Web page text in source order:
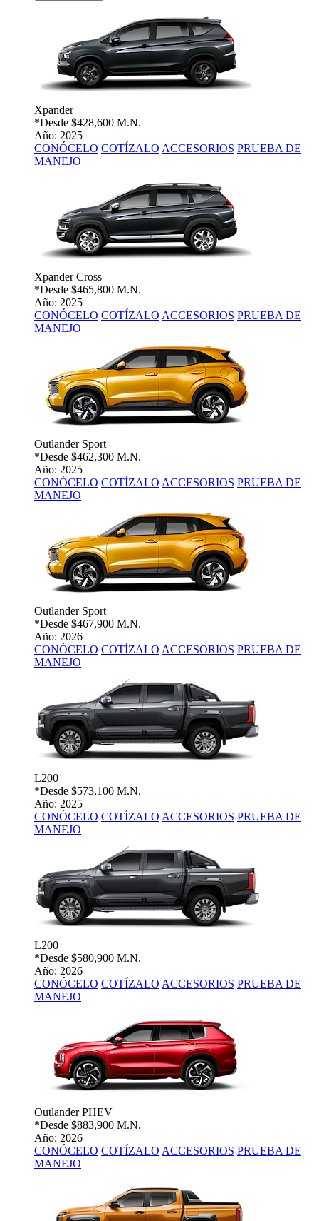
Xpander
*Desde $428,600 M.N.
Año: 2025
CONÓCELO COTÍZALO ACCESORIOS PRUEBA DE
MANEJO
Xpander Cross
*Desde $465,800 M.N.
Año: 2025
CONÓCELO COTÍZALO ACCESORIOS PRUEBA DE
MANEJO
Outlander Sport
*Desde $462,300 M.N.
Año: 2025
CONÓCELO COTÍZALO ACCESORIOS PRUEBA DE
MANEJO
Outlander Sport
*Desde $467,900 M.N.
Año: 2026
CONÓCELO COTÍZALO ACCESORIOS PRUEBA DE
MANEJO
L200
*Desde $573,100 M.N.
Año: 2025
CONÓCELO COTÍZALO ACCESORIOS PRUEBA DE
MANEJO
L200
*Desde $580,900 M.N.
Año: 2026
CONÓCELO COTÍZALO ACCESORIOS PRUEBA DE
MANEJO
Outlander PHEV
*Desde $883,900 M.N.
Año: 2026
CONÓCELO COTÍZALO ACCESORIOS PRUEBA DE
MANEJO